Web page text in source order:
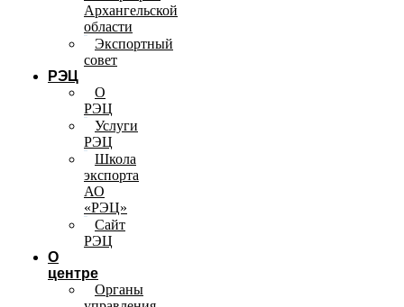
Архангельской
области
Экспортный
совет
РЭЦ
О
РЭЦ
Услуги
РЭЦ
Школа
экспорта
АО
«РЭЦ»
Сайт
РЭЦ
О
центре
Органы